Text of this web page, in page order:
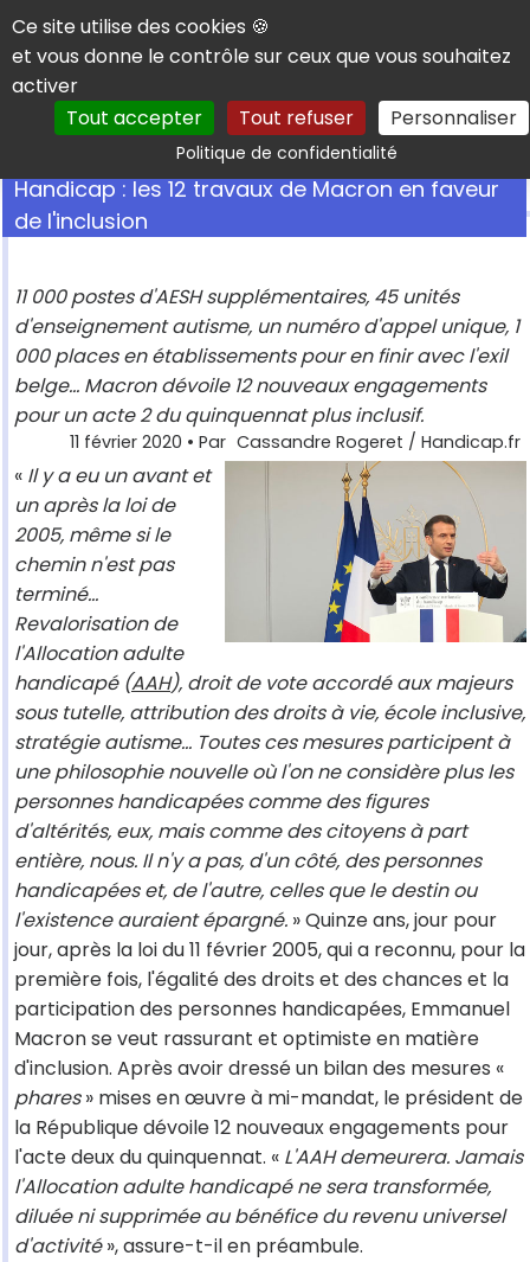
Panneau de gestion des cookies
Ce site utilise des cookies 🍪
et vous donne le contrôle sur ceux que vous souhaitez
activer
Tout accepter
Tout refuser Personnaliser
Politique de confidentialitéRechercher
Handicap : les 12 travaux de Macron en faveur
de l'inclusion
11 000 postes d'AESH supplémentaires, 45 unités
d'enseignement autisme, un numéro d'appel unique, 1
000 places en établissements pour en finir avec l'exil
belge... Macron dévoile 12 nouveaux engagements
pour un acte 2 du quinquennat plus inclusif.
11 février 2020 • Par Cassandre Rogeret / Handicap.fr
« Il y a eu un avant et
un après la loi de
2005, même si le
chemin n'est pas
terminé...
Revalorisation de
l'Allocation adulte
handicapé (AAH), droit de vote accordé aux majeurs
sous tutelle, attribution des droits à vie, école inclusive,
stratégie autisme... Toutes ces mesures participent à
une philosophie nouvelle où l'on ne considère plus les
personnes handicapées comme des figures
d'altérités, eux, mais comme des citoyens à part
entière, nous. Il n'y a pas, d'un côté, des personnes
handicapées et, de l'autre, celles que le destin ou
l'existence auraient épargné. » Quinze ans, jour pour
jour, après la loi du 11 février 2005, qui a reconnu, pour la
première fois, l'égalité des droits et des chances et la
participation des personnes handicapées, Emmanuel
Macron se veut rassurant et optimiste en matière
d'inclusion. Après avoir dressé un bilan des mesures «
phares» mises en œuvre à mi-mandat, le président de
la République dévoile 12 nouveaux engagements pour
l'acte deux du quinquennat. « L'AAH demeurera. Jamais
l'Allocation adulte handicapé ne sera transformée,
diluée ni supprimée au bénéfice du revenu universel
d'activité», assure-t-il en préambule.